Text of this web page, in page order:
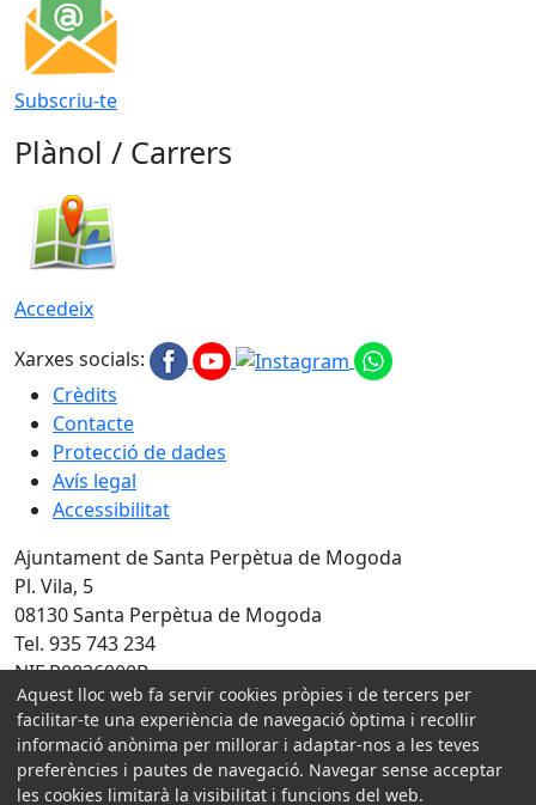
Subscriu-te
Plànol / Carrers
Accedeix
Xarxes socials:
Crèdits
Contacte
Protecció de dades
Avís legal
Accessibilitat
Ajuntament de Santa Perpètua de Mogoda
Pl. Vila, 5
08130 Santa Perpètua de Mogoda
Tel. 935 743 234
NIF P0826000B
Amb la col·laboració de:
Aquest lloc web fa servir cookies pròpies i de tercers per
facilitar-te una experiència de navegació òptima i recollir
informació anònima per millorar i adaptar-nos a les teves
preferències i pautes de navegació. Navegar sense acceptar
les cookies limitarà la visibilitat i funcions del web.